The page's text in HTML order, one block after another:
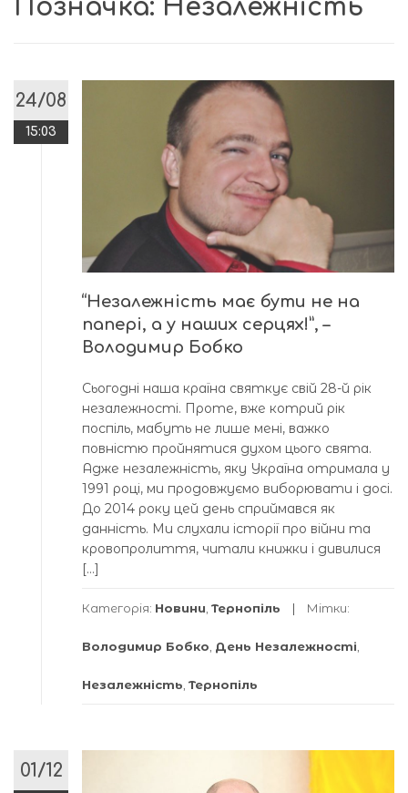
Позначка: Незалежність
24/08
15:03
“Незалежність має бути не на
папері, а у наших серцях!”, –
Володимир Бобко
Сьогодні наша країна святкує свій 28-й рік
незалежності. Проте, вже котрий рік
поспіль, мабуть не лише мені, важко
повністю пройнятися духом цього свята.
Адже незалежність, яку Україна отримала у
1991 році, ми продовжуємо виборювати і досі.
До 2014 року цей день сприймався як
данність. Ми слухали історії про війни та
кровопролиття, читали книжки і дивилися
[…]
Категорія: Новини Тернопіль Мітки:
Володимир Бобко День Незалежності
Незалежність Тернопіль
01/12